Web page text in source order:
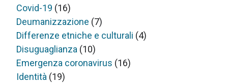
Covid-19 (16)
Deumanizzazione (7)
Differenze etniche e culturali (4)
Disuguaglianza (10)
Emergenza coronavirus (16)
Identità (19)